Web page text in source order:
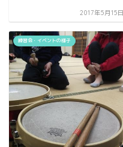
2017年5月15日
練習会・イベントの様子